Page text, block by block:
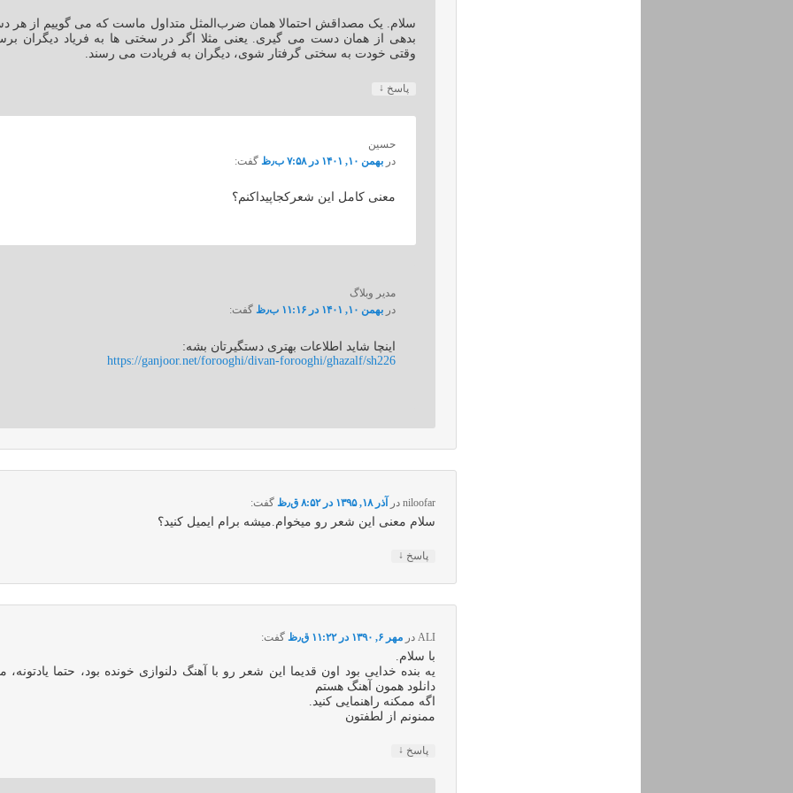
سلام. یک مصداقش احتمالا همان ضرب‌المثل متداول ماست که می گوییم از هر
بدهی از همان دست می گیری. یعنی مثلا اگر در سختی ها به فریاد دیگران
وقتی خودت به سختی گرفتار شوی، دیگران به فریادت می رسند.
پاسخ ↓
حسین
دربهمن ۱۰, ۱۴۰۱ در ۷:۵۸ ب٫ظ گفت:
معنی کامل این شعرکجاپیداکنم؟
مدیر وبلاگ
دربهمن ۱۰, ۱۴۰۱ در ۱۱:۱۶ ب٫ظ گفت:
اینچا شاید اطلاعات بهتری دستگیرتان بشه:
https://ganjoor.net/forooghi/divan-forooghi/ghazalf/sh226
niloofarدر آذر ۱۸, ۱۳۹۵ در ۸:۵۲ ق٫ظ گفت:
سلام معنی این شعر رو میخوام.میشه برام ایمیل کنید؟
پاسخ ↓
ALI در مهر ۶, ۱۳۹۰ در ۱۱:۲۲ ق٫ظ گفت:
با سلام.
یه بنده خدایی بود اون قدیما این شعر رو با آهنگ دلنوازی خونده بود، حتما یادتونه،
دانلود همون آهنگ هستم
اگه ممکنه راهنمایی کنید.
ممنونم از لطفتون
پاسخ ↓